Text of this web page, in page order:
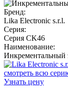
Бренд:
Lika Electronic s.r.l.
Серия:
Серия CK46
Наименование:
Инкрементальный
смотреть всю
Узнать цену